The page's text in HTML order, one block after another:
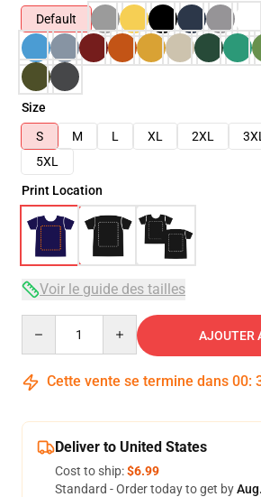
Default
Size
S
M L XL 2XL 3XL
5XL
Print Location
Voir le guide des tailles
AJOUTER
Cette vente se termine dans 00:
Deliver to United States
Cost to ship:$6.99
Standard - Order today to get by